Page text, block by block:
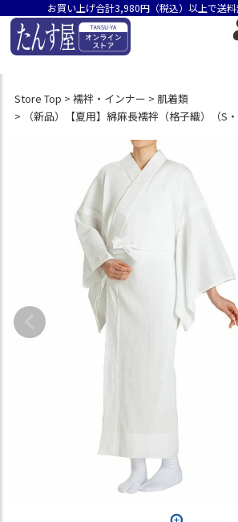
お買い上げ合計3,980円（税込）以上で送料
Store Top 襦袢・インナー
肌着類
（新品）【夏用】綿麻長襦袢（格子織）（S